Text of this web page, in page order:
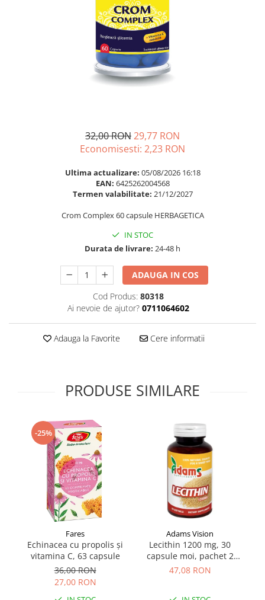
Probiotice si prebiotice
Somn stres si anxietate
Supliment Magneziu
Supliment Vitamina D3
Supliment Vitamina E
Supliment Zinc
Balsam masca si tratament
Produse cu SPF Pentru Fata
32,00 RON29,77 RON
Economisesti: 2,23 RON
Ultima actualizare: 05/08/2026 16:18
EAN: 6425262004568
Termen valabilitate: 21/12/2027
Crom Complex 60 capsule HERBAGETICA
IN STOC
Durata de livrare: 24-48 h
ADAUGA IN COS
Cod Produs: 80318
Ai nevoie de ajutor? 0711064602
Adauga la Favorite Cere informatii
PRODUSE SIMILARE
-25%
Fares
Echinacea cu propolis și
vitamina C, 63 capsule
36,00 RON
27,00 RON
Adams Vision
Lecithin 1200 mg, 30
capsule moi, pachet 2
cutii
47,08 RON